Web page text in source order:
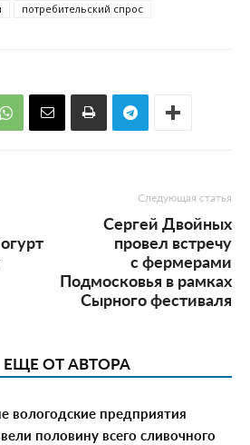
потребительский спрос
Следующая статья
Сергей Двойных
провел встречу
с фермерами
Подмосковья в рамках
Сырного фестиваля
ЕЩЕ ОТ АВТОРА
вологодские предприятия
половину всего сливочного